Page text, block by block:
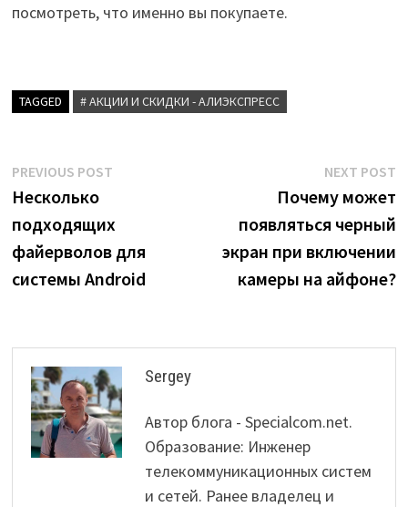
посмотреть, что именно вы покупаете.
TAGGED # АКЦИИ И СКИДКИ - АЛИЭКСПРЕСС
Post
navigation
PREVIOUS POSTPrevious
Несколько
подходящих
файерволов для
системы Android
NEXT POST
Почему может
появляться черный
экран при включении
камеры на айфоне?
Sergey
Автор блога - Specialcom.net.
Образование: Инженер
телекоммуникационных систем
и сетей. Ранее владелец и